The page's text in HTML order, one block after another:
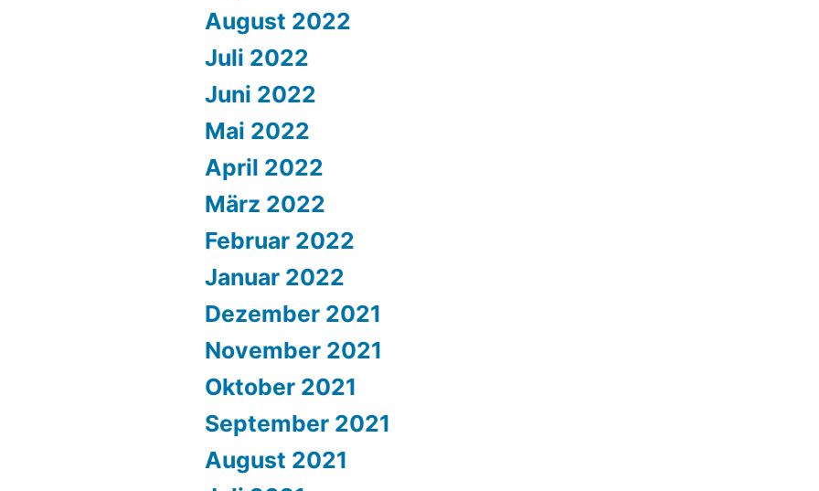
August 2022
Juli 2022
Juni 2022
Mai 2022
April 2022
März 2022
Februar 2022
Januar 2022
Dezember 2021
November 2021
Oktober 2021
September 2021
August 2021